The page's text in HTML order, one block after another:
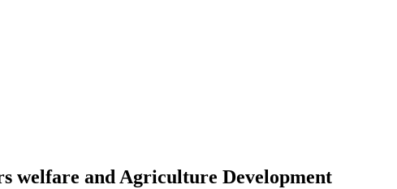
welfare and Agriculture Development